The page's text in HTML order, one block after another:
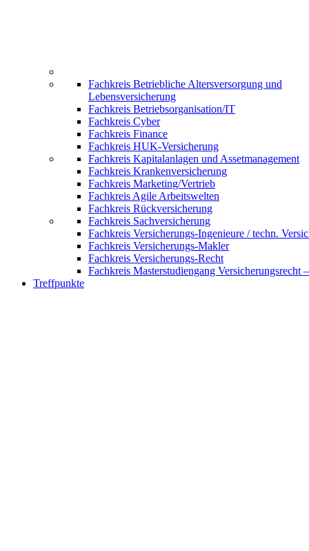
Fachkreis Betriebliche Altersversorgung und
Lebensversicherung
Fachkreis Betriebsorganisation/IT
Fachkreis Cyber
Fachkreis Finance
Fachkreis HUK-Versicherung
Fachkreis Kapitalanlagen und Assetmanagement
Fachkreis Krankenversicherung
Fachkreis Marketing/Vertrieb
Fachkreis Agile Arbeitswelten
Fachkreis Rückversicherung
Fachkreis Sachversicherung
Fachkreis Versicherungs-Ingenieure / techn.
Fachkreis Versicherungs-Makler
Fachkreis Versicherungs-Recht
Fachkreis Masterstudiengang Versicherungsrecht
Treffpunkte